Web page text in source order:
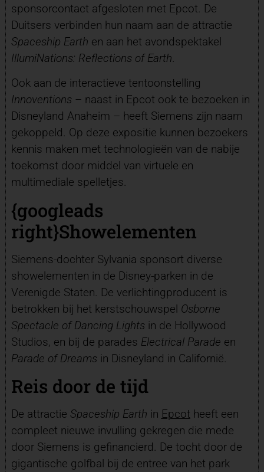
sponsorcontact afgesloten met Epcot. De
Duitsers verbinden hun naam aan de attractie
Spaceship Earth en aan het avondspektakel
IllumiNations: Reflections of Earth.
Ook aan de interactieve tentoonstelling
Innoventions– naast in Epcot ook te bezoeken in
Disneyland Anaheim – heeft Siemens zijn naam
gekoppeld. Op deze expositie kunnen bezoekers
kennis maken met technologieën van de nabije
toekomst door middel van virtuele en
multimediale spelletjes.
{googleads
right}Showelementen
Siemens-dochter Sylvania sponsort diverse
showelementen in de Disney-parken in de
Verenigde Staten. De verlichtingproducent is
betrokken bij het kerstschouwspel Osborne
Spectacle of Dancing Lightsin de Hollywood
Studios, en bij de parades Electrical Parade en
Parade of Dreamsin Disneyland in Californië.
Reis door de tijd
De attractie Spaceship Earth in Epcot heeft een
compleet nieuwe invulling gekregen die mede
door Siemens is gefinancierd. De tocht door de
gigantische golfbal bij de entree van het park